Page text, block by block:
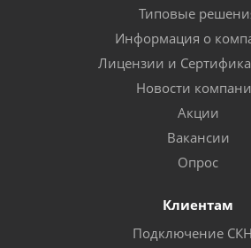
Типовые
Информация о
Лицензии и
Новости
Акции
Вакансии
Опрос
Клиентам
Подключение